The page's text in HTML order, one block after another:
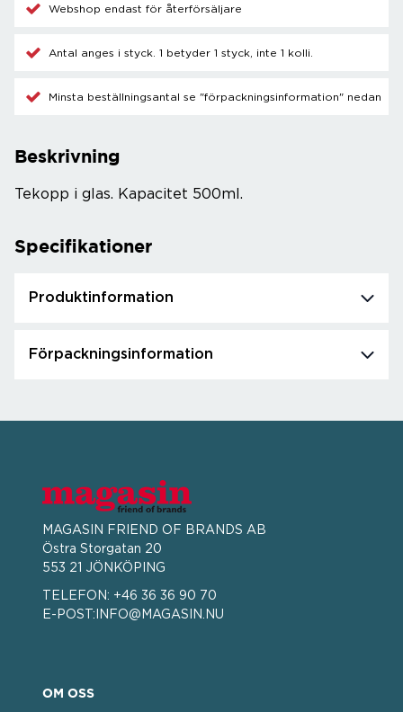
Webshop endast för återförsäljare
Antal anges i styck. 1 betyder 1 styck, inte 1 kolli.
Minsta beställningsantal se "förpackningsinformation" nedan
Beskrivning
Tekopp i glas. Kapacitet 500ml.
Specifikationer
Produktinformation
Förpackningsinformation
MAGASIN FRIEND OF BRANDS AB
Östra Storgatan 20
553 21 JÖNKÖPING
TELEFON: +46 36 36 90 70
E-POST: INFO@MAGASIN.NU
OM OSS